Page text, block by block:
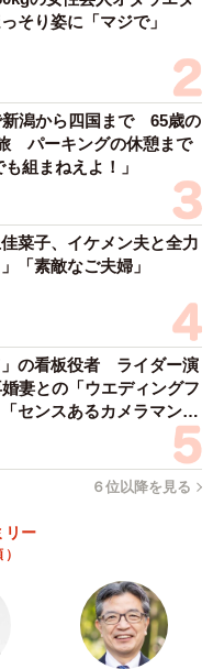
どんなに珍しくても見
き物ですので、存在自
っかけになったなら、
まに足を運んでいただ
をご覧になっていただ
、福島県の漁業をテー
も魚市場」
を開催中。
になっていて、網を通
たどり着き、そこでは
の食品サンプルと一緒
だわり…。 遊びながら
持ちになって「とられ
体験型イベントだ。
巳町50
そり姿に「マジで」
新潟から四国まで 65歳の
パーキングの休憩まで
組まねえよ！」
菜子、イケメン夫と全力
「素敵なご夫婦」
」の看板役者 ライダー演
妻との「ウエディングフ
センスあるカメラマン求
６位以降を見る
リー